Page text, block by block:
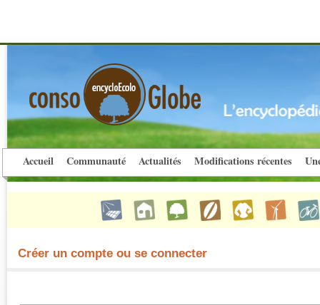
Accueil Communauté Actualités Modifications récentes
Créer un compte ou se connecter